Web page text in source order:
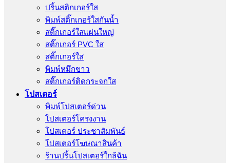
ปริ้นสติกเกอร์ใส
พิมพ์สติ๊กเกอร์ใสกันน้ำ
สติ๊กเกอร์ใสแผ่นใหญ่
สติ๊กเกอร์ PVC ใส
สติ๊กเกอร์ใส
พิมพ์หมึกขาว
สติ๊กเกอร์ติดกระจกใส
โปสเตอร์
พิมพ์โปสเตอร์ด่วน
โปสเตอร์โครงงาน
โปสเตอร์ ประชาสัมพันธ์
โปสเตอร์โฆษณาสินค้า
ร้านปริ้นโปสเตอร์ใกล้ฉัน